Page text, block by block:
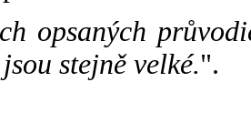
opsaných
stejně velké.".